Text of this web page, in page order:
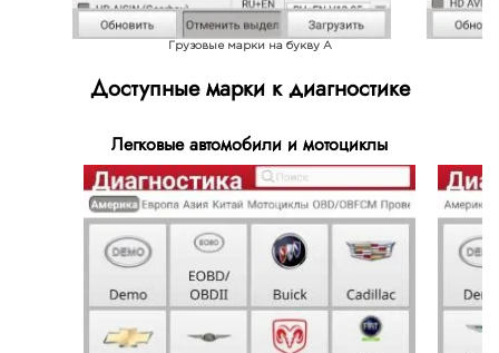
Грузовые марки на букву A
Доступные марки к диагностике
Легковые автомобили и мотоциклы